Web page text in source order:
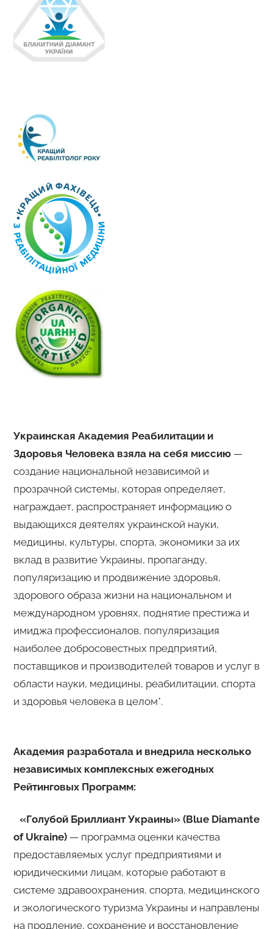
Украинская Академия Реабилитации и
Здоровья Человека взяла на себя миссию—
создание национальной независимой и
прозрачной системы, которая определяет,
награждает, распространяет информацию о
выдающихся деятелях украинской науки,
медицины, культуры, спорта, экономики за их
вклад в развитие Украины, пропаганду,
популяризацию и продвижение здоровья,
здорового образа жизни на национальном и
международном уровнях, поднятие престижа и
имиджа профессионалов, популяризация
наиболее добросовестных предприятий,
поставщиков и производителей товаров и услуг в
области науки, медицины, реабилитации, спорта
и здоровья человека в целом*.
Академия разработала и внедрила несколько
независимых комплексных ежегодных
Рейтинговых Программ:
«Голубой Бриллиант Украины» (Blue Diamante
of Ukraine) — программа оценки качества
предоставляемых услуг предприятиями и
юридическими лицам, которые работают в
системе здравоохранения, спорта, медицинского
и экологического туризма Украины и направлены
на продление, сохранение и восстановление